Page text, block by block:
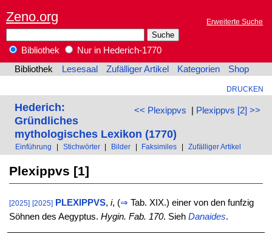
Zeno.org Erweiterte Suche
Bibliothek
Nur in Hederich-1770
Bibliothek
Lesesaal Zufälliger Artikel Kategorien Shop
DRUCKEN
<< Plexippvs | Plexippvs [2] >>
Hederich:
Gründliches
mythologisches Lexikon (1770)
Einführung Stichwörter Bilder Faksimiles Zufälliger Artikel
Plexippvs [1]
[2025] [2025] PLEXIPPVS, i, (⇒ Tab. XIX.) einer von den funfzig
Söhnen des Aegyptus. Hygin. Fab. 170. Sieh Danaides.